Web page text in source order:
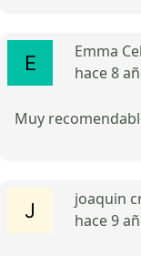
Emma
hace 8
Muy
joaquin
hace 9